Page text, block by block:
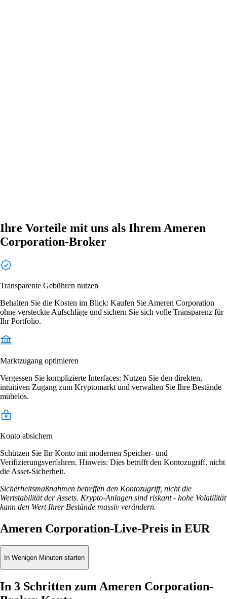
Ihre Vorteile mit uns als Ihrem Ameren
Corporation-Broker
Transparente Gebühren nutzen
Behalten Sie die Kosten im Blick: Kaufen Sie Ameren Corporation
ohne versteckte Aufschläge und sichern Sie sich volle Transparenz für
Ihr Portfolio.
Marktzugang optimieren
Vergessen Sie komplizierte Interfaces: Nutzen Sie den direkten,
intuitiven Zugang zum Kryptomarkt und verwalten Sie Ihre Bestände
mühelos.
Konto absichern
Schützen Sie Ihr Konto mit modernen Speicher- und
Verifizierungsverfahren. Hinweis: Dies betrifft den Kontozugriff, nicht
die Asset-Sicherheit.
Sicherheitsmaßnahmen betreffen den Kontozugriff, nicht die
Wertstabilität der Assets. Krypto-Anlagen sind riskant - hohe Volatilität
kann den Wert Ihrer Bestände massiv verändern.
Ameren Corporation-Live-Preis in EUR
In Wenigen Minuten starten
In 3 Schritten zum Ameren Corporation-